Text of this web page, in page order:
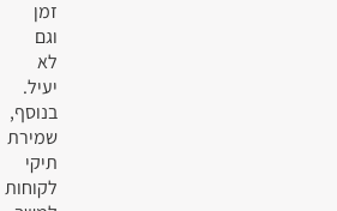
זמן
וגם
לא
יעיל.
בנוסף,
שמירת
תיקי
לקוחות